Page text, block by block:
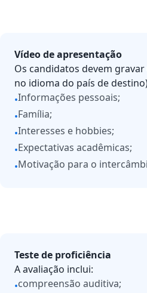
Vídeo de apresentação
Os candidatos devem
no idioma do país de
•Informações pessoais;
•Família;
•Interesses e hobbies;
•Expectativas acadêmicas;
•Motivação para o
Teste de proficiência
A avaliação inclui:
•compreensão auditiva;